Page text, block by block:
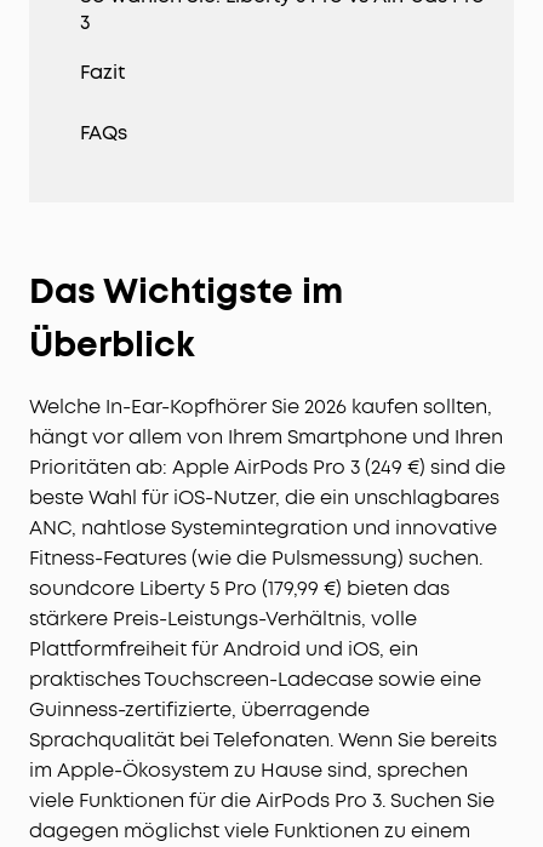
3
Fazit
FAQs
Das Wichtigste im
Überblick
Welche In-Ear-Kopfhörer Sie 2026 kaufen sollten,
hängt vor allem von Ihrem Smartphone und Ihren
Prioritäten ab: Apple AirPods Pro 3 (249 €) sind die
beste Wahl für iOS-Nutzer, die ein unschlagbares
ANC, nahtlose Systemintegration und innovative
Fitness-Features (wie die Pulsmessung) suchen.
soundcore Liberty 5 Pro (179,99 €) bieten das
stärkere Preis-Leistungs-Verhältnis, volle
Plattformfreiheit für Android und iOS, ein
praktisches Touchscreen-Ladecase sowie eine
Guinness-zertifizierte, überragende
Sprachqualität bei Telefonaten. Wenn Sie bereits
im Apple-Ökosystem zu Hause sind, sprechen
viele Funktionen für die AirPods Pro 3. Suchen Sie
dagegen möglichst viele Funktionen zu einem